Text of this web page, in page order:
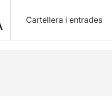
Cartellera i entrades